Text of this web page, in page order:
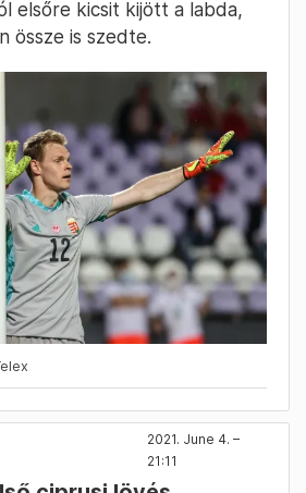
elsőre kicsit kijött a labda,
össze is szedte.
2021. June 4. –
21:11